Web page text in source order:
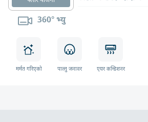
360° भ्यु
मर्मत गरिएको पाल्तु जनावर एयर कन्डिशनर